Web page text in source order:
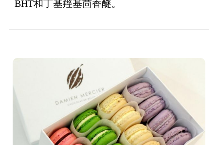
BHT和丁基羥基茴香醚。